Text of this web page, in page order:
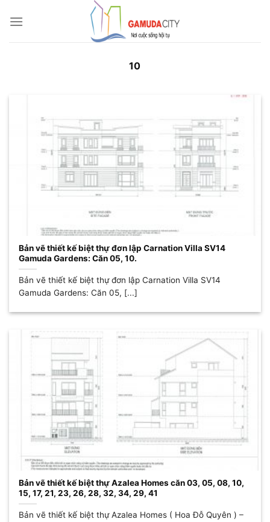
qua
10
Bản vẽ thiết kế biệt thự đơn lập Carnation Villa SV14
Gamuda Gardens: Căn 05, 10.
Bản vẽ thiết kế biệt thự đơn lập Carnation Villa SV14
Gamuda Gardens: Căn 05, [...]
Bản vẽ thiết kế biệt thự Azalea Homes căn 03, 05, 08, 10,
15, 17, 21, 23, 26, 28, 32, 34, 29, 41
Bản vẽ thiết kế biệt thự Azalea Homes ( Hoa Đỗ Quyên ) –